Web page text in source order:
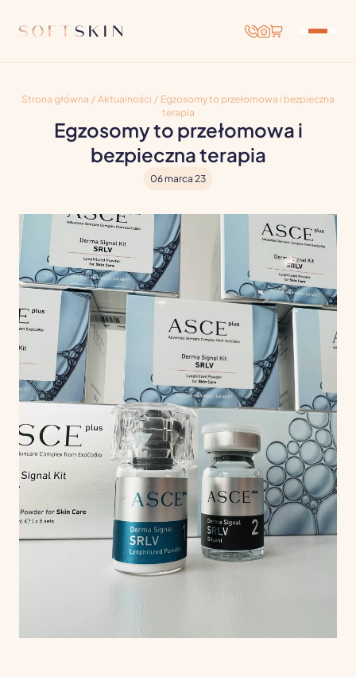
Strona główna / Aktualności / Egzosomy to przełomowa i bezpieczna
terapia
Egzosomy to przełomowa i
bezpieczna terapia
06 marca 23